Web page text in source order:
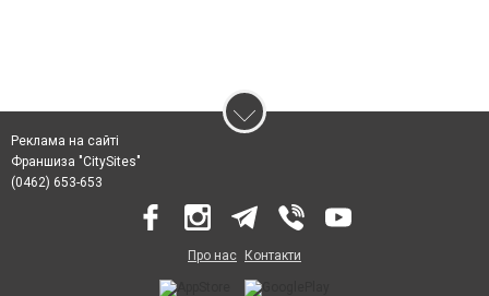
Реклама на сайті
Франшиза "CitySites"
(0462) 653-653
Про нас Контакти